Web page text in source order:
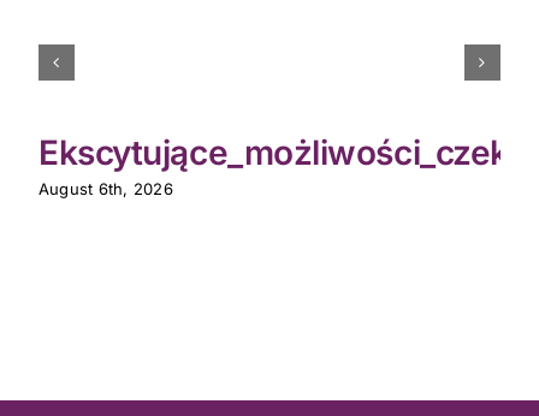
August 6th, 2026